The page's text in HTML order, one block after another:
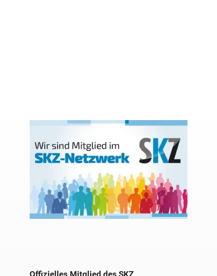
Offizielles Mitglied des SKZ